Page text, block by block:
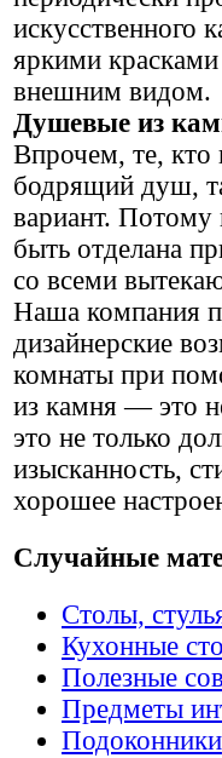
искусственного
яркими
внешним видом.
Душевые из
Впрочем, те, кто
бодрящий душ,
вариант. Потому
быть отделана
со всеми
Наша компания
дизайнерские
комнаты при
из камня — это
это не только
изысканность,
хорошее
Случайные
Столы,
Кухонные
Полезные
Предметы
Подоконники